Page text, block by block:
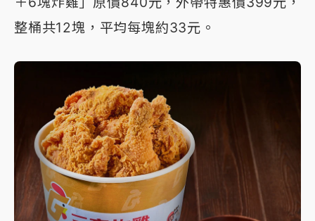
整桶共12塊，平均每塊約33元。